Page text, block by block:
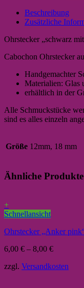
Beschreibung
Zusätzliche
Ohrstecker „schwarz
Cabochon Ohrstecker
Handgemachter
Materialien: Glas
erhältlich in der
Alle Schmuckstücke
sind es alles einzeln
Größe 12mm, 18 mm
Ähnliche Produkte
+
Schnellansicht
Ohrstecker „Anker
6,00 € – 8,00 €
zzgl. Versandkosten